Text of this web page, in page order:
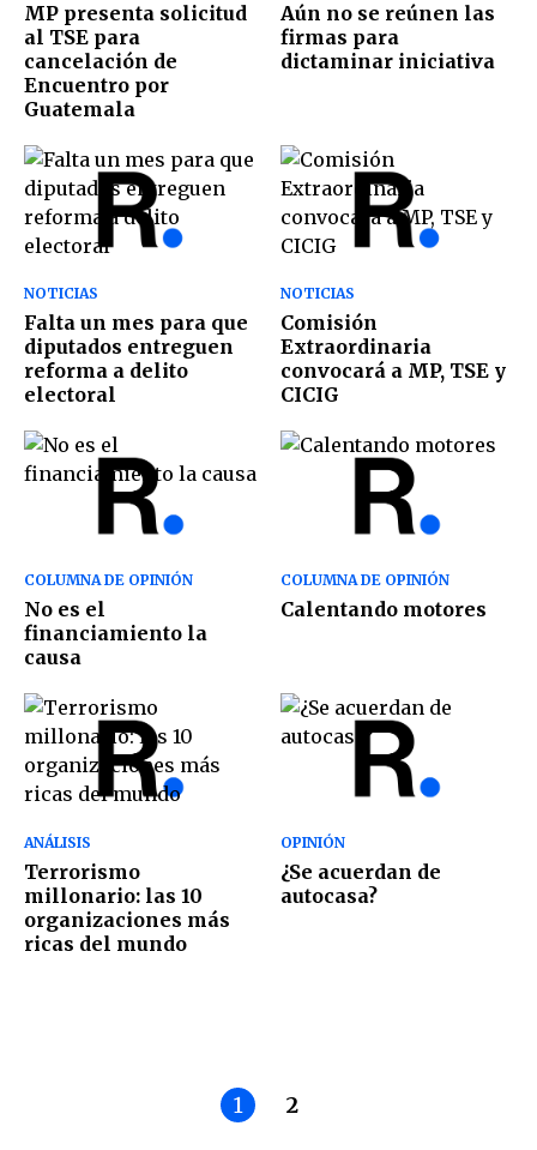
MP presenta solicitud
al TSE para
cancelación de
Encuentro por
Guatemala
Aún no se reúnen las
firmas para
dictaminar iniciativa
NOTICIAS
Falta un mes para que
diputados entreguen
reforma a delito
electoral
NOTICIAS
Comisión
Extraordinaria
convocará a MP, TSE y
CICIG
COLUMNA DE OPINIÓN
No es el
financiamiento la
causa
COLUMNA DE OPINIÓN
Calentando motores
ANÁLISIS
Terrorismo
millonario: las 10
organizaciones más
ricas del mundo
OPINIÓN
¿Se acuerdan de
autocasa?
1 2